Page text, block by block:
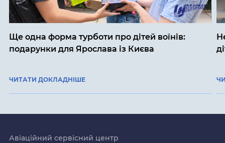
Ще одна форма турботи про дітей воїнів:
подарунки для Ярослава із Києва
ЧИТАТИ ДОКЛАДНІШЕ
Авіаційний сервісний центр